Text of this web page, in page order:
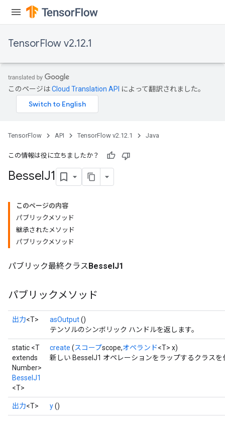
TensorFlow v2.12.1
このページはCloud Translation API によって翻訳されました。
TensorFlow API TensorFlow v2.12.1 Java
この情報は役に立ちましたか？
BesselJ1
このページの内容
パブリックメソッド
継承されたメソッド
パブリックメソッド
パブリック最終クラスBesselJ1
パブリックメソッド
出力<T> asOutput()
テンソルのシンボリック ハンドルを返します。
static <T
extends
Number>
BesselJ1
<T>
create (スコープscope,オペランド<T> x)
新しい BesselJ1 オペレーションをラップするクラス
出力<T> y()